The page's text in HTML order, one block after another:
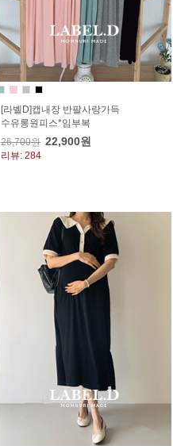
[라벨D]캡내장 반팔사랑가득
수유롱원피스*임부복
26,700원 22,900원
리뷰: 284